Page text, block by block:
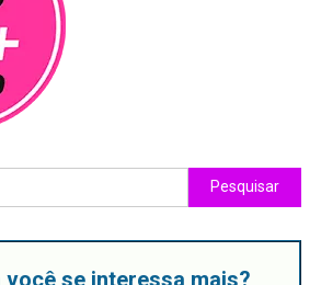
você se interessa mais?